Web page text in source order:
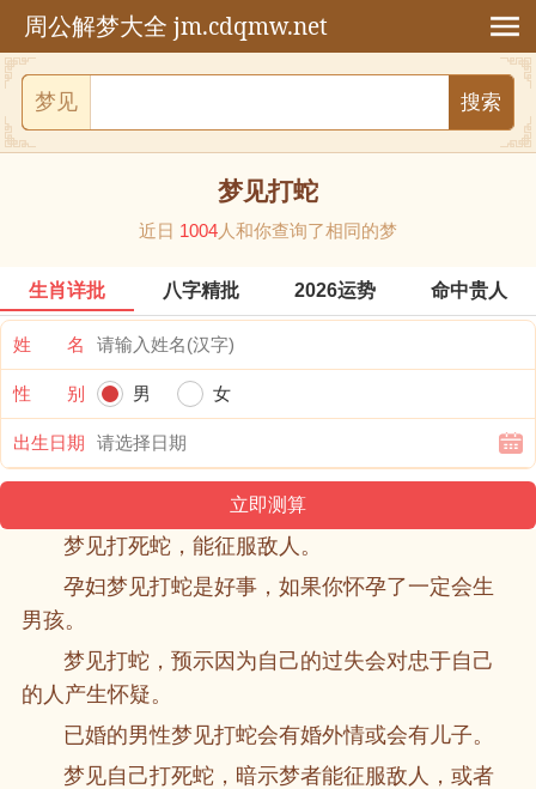
周公解梦大全 jm.cdqmw.net
梦见
梦见打蛇
近日 1004人和你查询了相同的梦
生肖详批 八字精批 2026运势 命中贵人
姓 名
性 别 男 女
出生日期
梦见打死蛇，能征服敌人。
孕妇梦见打蛇是好事，如果你怀孕了一定会生
男孩。
梦见打蛇，预示因为自己的过失会对忠于自己
的人产生怀疑。
已婚的男性梦见打蛇会有婚外情或会有儿子。
梦见自己打死蛇，暗示梦者能征服敌人，或者